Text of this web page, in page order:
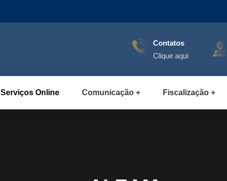
Contatos
Clique aqui
Serviços Online Comunicação Fiscalização